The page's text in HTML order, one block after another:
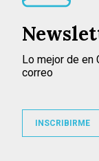
Lo mejor de en
correo
INSCRIBIRME